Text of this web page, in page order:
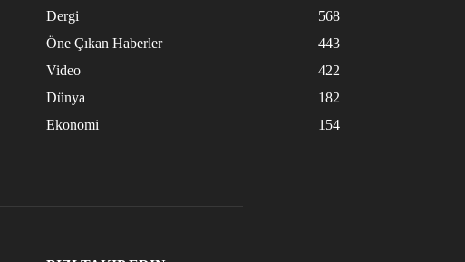
Dergi
568
Öne Çıkan Haberler
443
Video
422
Dünya
182
Ekonomi
154